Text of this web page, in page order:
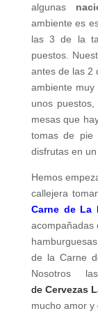
algunas
ambiente es
las 3 de la
puestos.
antes de las 2
ambiente muy
unos
mesas que
tomas de pie
disfrutas en
Hemos
callejera
Carne de La
acompañadas
de la Carne
Nosotros
de Cervezas
mucho amor y